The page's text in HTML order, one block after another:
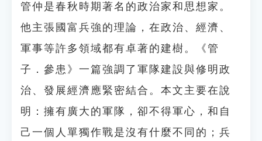
管仲是春秋時期著名的政治家和思想家。
他主張國富兵強的理論，在政治、經濟、
軍事等許多領域都有卓著的建樹。《管
子．參患》一篇強調了軍隊建設與修明政
治、發展經濟應緊密結合。本文主要在說
明：擁有廣大的軍隊，卻不得軍心，和自
己一個人單獨作戰是沒有什麼不同的；兵